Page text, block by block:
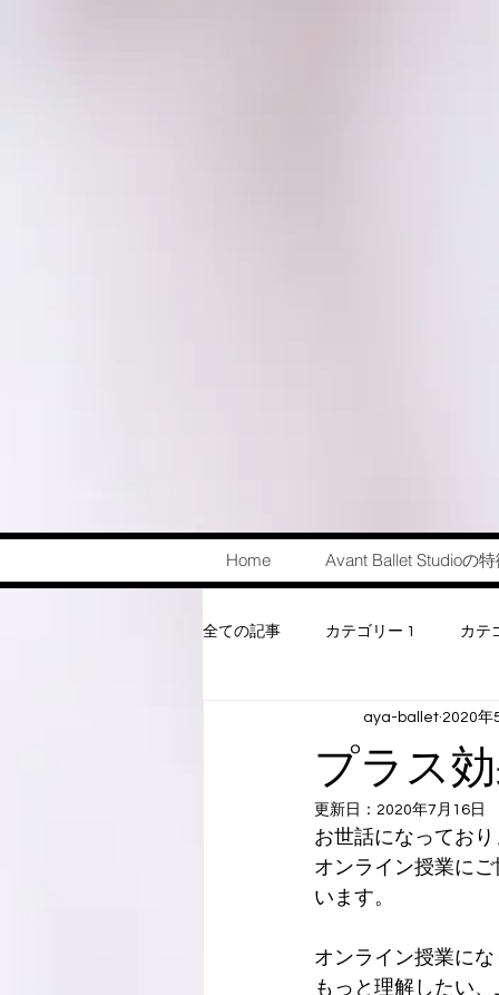
Home Avant Ballet Studioの
全ての記事 カテゴリー 1 カテ
プラス
aya-ballet 2020年
更新日： 2020年7月16日
お世話になってお
オンライン授業に
います。
オンライン授業に
もっと理解したい